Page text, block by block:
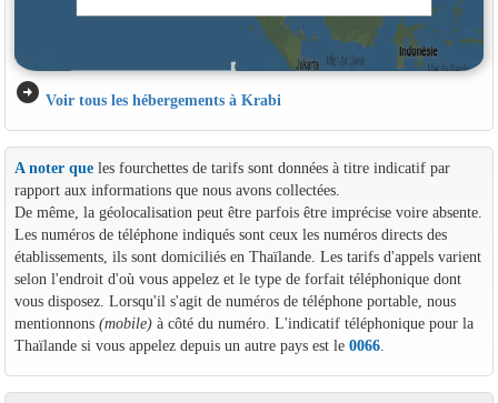
arrow_circle_right Voir tous les hébergements à Krabi
A noter queles fourchettes de tarifs sont données à titre indicatif par
rapport aux informations que nous avons collectées.
De même, la géolocalisation peut être parfois être imprécise voire absente.
Les numéros de téléphone indiqués sont ceux les numéros directs des
établissements, ils sont domiciliés en Thaïlande. Les tarifs d'appels varient
selon l'endroit d'où vous appelez et le type de forfait téléphonique dont
vous disposez. Lorsqu'il s'agit de numéros de téléphone portable, nous
mentionnons (mobile)à côté du numéro. L'indicatif téléphonique pour la
Thaïlande si vous appelez depuis un autre pays est le 0066.